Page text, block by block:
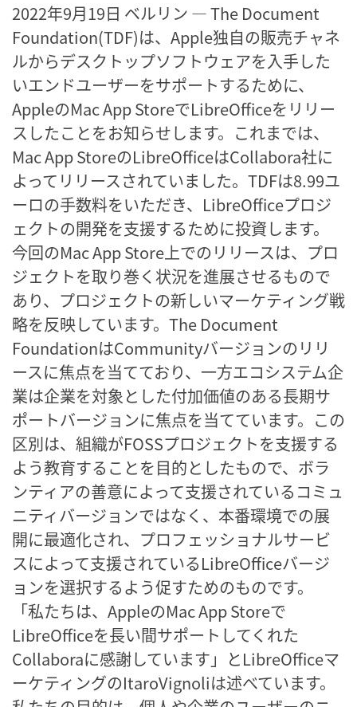
2022年9月19日 ベルリン ― The Document
Foundation(TDF)は、Apple独自の販売チャネ
ルからデスクトップソフトウェアを入手した
いエンドユーザーをサポートするために、
AppleのMac App StoreでLibreOfficeをリリー
スしたことをお知らせします。これまでは、
Mac App StoreのLibreOfficeはCollabora社に
よってリリースされていました。TDFは8.99ユ
ーロの手数料をいただき、LibreOfficeプロジ
ェクトの開発を支援するために投資します。
今回のMac App Store上でのリリースは、プロ
ジェクトを取り巻く状況を進展させるもので
あり、プロジェクトの新しいマーケティング戦
略を反映しています。The Document
FoundationはCommunityバージョンのリリ
ースに焦点を当てており、一方エコシステム企
業は企業を対象とした付加価値のある長期サ
ポートバージョンに焦点を当てています。この
区別は、組織がFOSSプロジェクトを支援する
よう教育することを目的としたもので、ボラ
ンティアの善意によって支援されているコミュ
ニティバージョンではなく、本番環境での展
開に最適化され、プロフェッショナルサービ
スによって支援されているLibreOfficeバージ
ョンを選択するよう促すためのものです。
「私たちは、AppleのMac App Storeで
LibreOfficeを長い間サポートしてくれた
Collaboraに感謝しています」とLibreOfficeマ
ーケティングのItaroVignoliは述べています。